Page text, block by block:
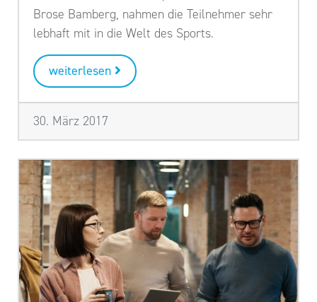
Brose Bamberg, nahmen die Teilnehmer sehr
lebhaft mit in die Welt des Sports.
weiterlesen
30. März 2017